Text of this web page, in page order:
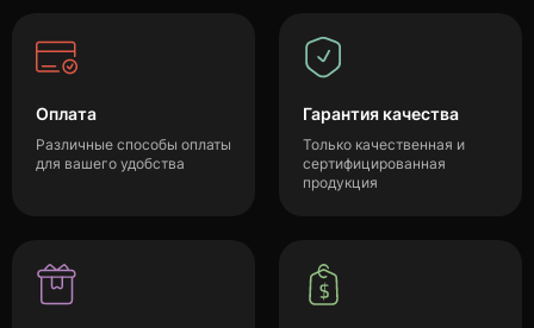
Оплата
Различные способы оплаты
для вашего удобства
Гарантия качества
Только качественная и
сертифицированная
продукция